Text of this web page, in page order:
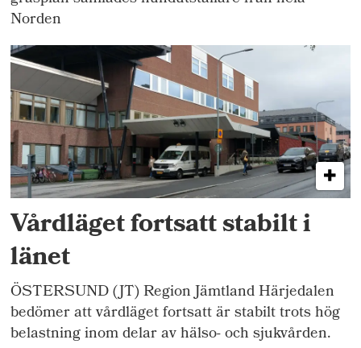
Norden
Vårdläget fortsatt stabilt i
länet
ÖSTERSUND (JT) Region Jämtland Härjedalen
bedömer att vårdläget fortsatt är stabilt trots hög
belastning inom delar av hälso- och sjukvården.